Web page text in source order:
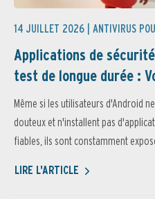
14 JUILLET 2026 | ANTIVIRUS
Applications de
test de longue durée :
Même si les utilisateurs d'Android
douteux et n'installent pas
fiables, ils sont constamment
LIRE L'ARTICLE